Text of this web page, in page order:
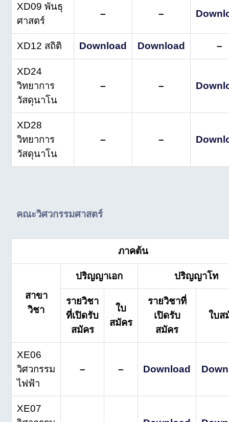
XD09 พันธุ
ศาสตร์
– –
XD12 สถิติ Download Download –
XD24
วิทยาการ
วัสดุนาโน
– –
XD28
วิทยาการ
วัสดุนาโน
– –
คณะวิศวกรรมศาสตร์
ภาคต้น
สาขา
วิชา
ปริญญาเอก ปริญญาโท
รายวิชา
ที่เปิดรับ
สมัคร
ใบ
สมัคร
รายวิชาที่
เปิดรับ
สมัคร
ใบส
XE06
วิศวกรรม
ไฟฟ้า
– – Download
XE07